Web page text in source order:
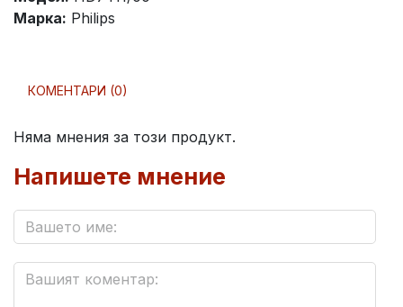
Марка: Philips
КОМЕНТАРИ (0)
Няма мнения за този продукт.
Напишете мнение